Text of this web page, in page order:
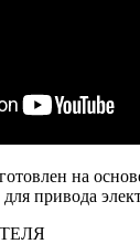
на
привода